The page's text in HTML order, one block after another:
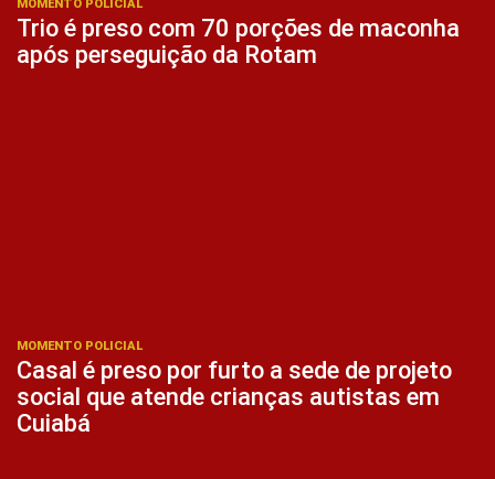
MOMENTO POLICIAL
Trio é preso com 70 porções de maconha
após perseguição da Rotam
MOMENTO POLICIAL
Casal é preso por furto a sede de projeto
social que atende crianças autistas em
Cuiabá